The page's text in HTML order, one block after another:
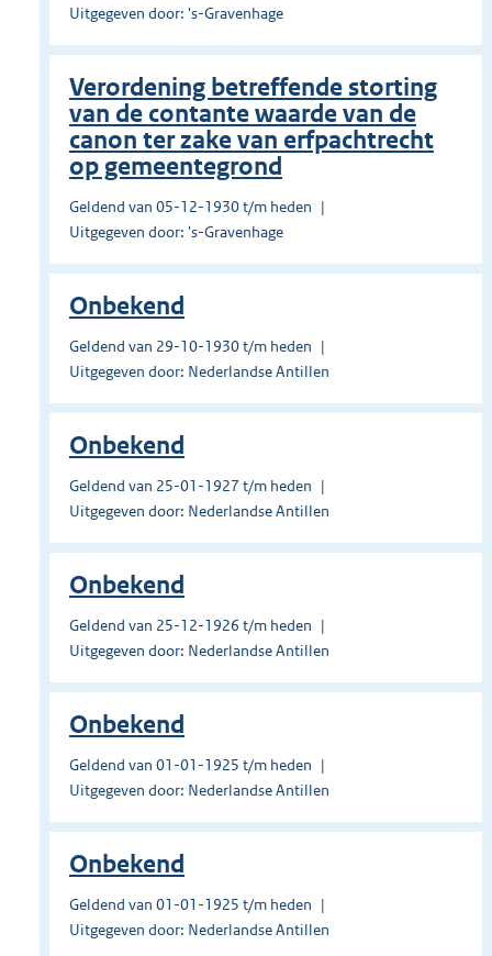
Uitgegeven door: 's-Gravenhage
Verordening betreffende storting
van de contante waarde van de
canon ter zake van erfpachtrecht
op gemeentegrond
Geldend van 05-12-1930 t/m heden
Uitgegeven door: 's-Gravenhage
Onbekend
Geldend van 29-10-1930 t/m heden
Uitgegeven door: Nederlandse Antillen
Onbekend
Geldend van 25-01-1927 t/m heden
Uitgegeven door: Nederlandse Antillen
Onbekend
Geldend van 25-12-1926 t/m heden
Uitgegeven door: Nederlandse Antillen
Onbekend
Geldend van 01-01-1925 t/m heden
Uitgegeven door: Nederlandse Antillen
Onbekend
Geldend van 01-01-1925 t/m heden
Uitgegeven door: Nederlandse Antillen